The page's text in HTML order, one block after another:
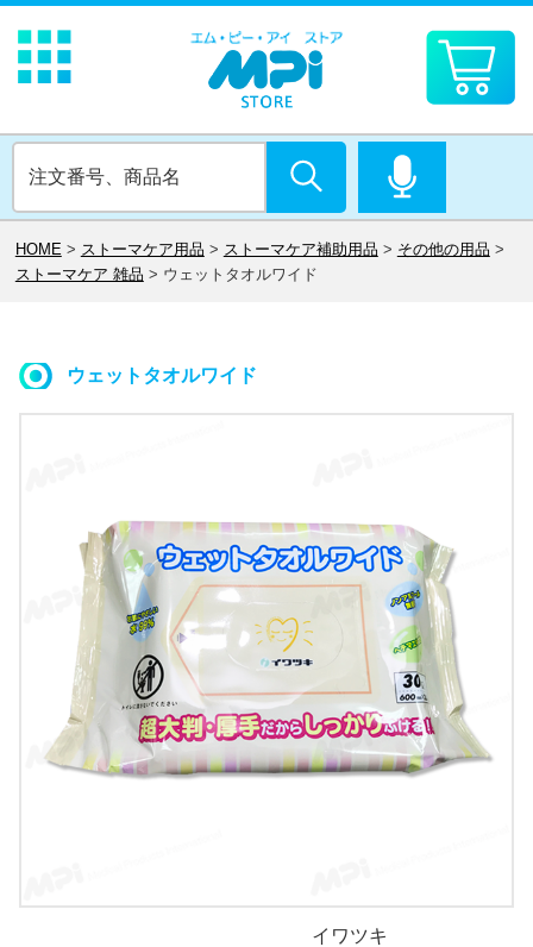
HOME > ストーマケア用品 > ストーマケア補助用品 > その他の用品 >
ストーマケア 雑品 > ウェットタオルワイド
ウェットタオルワイド
イワツキ